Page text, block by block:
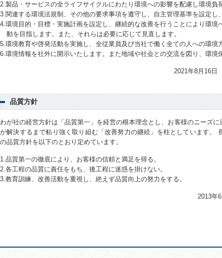
2.製品・サービスの全ライフサイクルにわたり環境への影響を配慮し環境負
3.関連する環境法規制、その他の要求事項を遵守し、自主管理基準を設定し
4.環境目的・目標・実施計画を設定し、継続的な改善を行うことにより環
動を目指します。また、それらは必要に応じて見直します。
5.環境教育や啓発活動を実施し、全従業員及び当社で働く全ての人への環境
6.環境情報を社外に開示いたします。また地域や社会との交流を図り、環境
2021年8月16日
品質方針
わが社の経営方針は「品質第一」を経営の根本理念とし、お客様のニーズ
が解決するまで粘り強く取り組む「改善努力の継続」を柱としています。
の品質方針を以下のとおり定めています。
1.品質第一の徹底により、お客様の信頼と満足を得る。
2.各工程の品質に責任をもち、後工程に迷惑を掛けない。
3.教育訓練、改善活動を重視し、絶えず品質向上の努力をする。
2013年